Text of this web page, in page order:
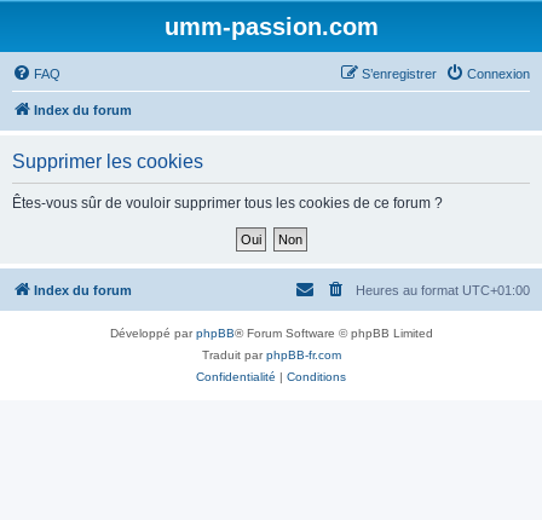
umm-passion.com
FAQ Connexion
S’enregistrer
Index du forum
Supprimer les cookies
Êtes-vous sûr de vouloir supprimer tous les cookies de ce forum ?
Index du forum Heures au format UTC+01:00
Développé parphpBB® Forum Software © phpBB Limited
Traduit parphpBB-fr.com
Confidentialité | Conditions